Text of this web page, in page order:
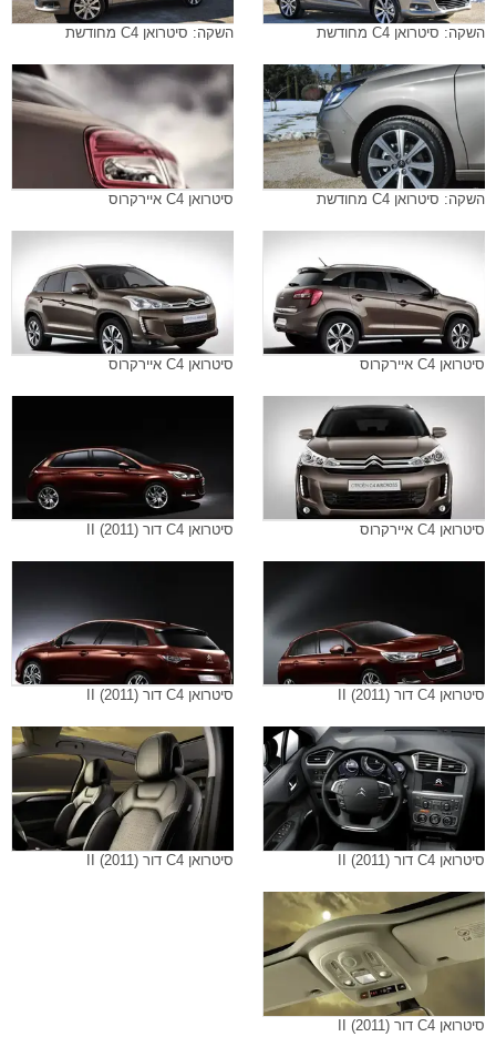
השקה: סיטרואן C4 מחודשת השקה: סיטרואן C4 מחודשת
השקה: סיטרואן C4 מחודשת סיטרואן C4 איירקרוס
סיטרואן C4 איירקרוס סיטרואן C4 איירקרוס
סיטרואן C4 איירקרוס סיטרואן C4 דור II (2011)
סיטרואן C4 דור II (2011) סיטרואן C4 דור II (2011)
סיטרואן C4 דור II (2011) סיטרואן C4 דור II (2011)
סיטרואן C4 דור II (2011)